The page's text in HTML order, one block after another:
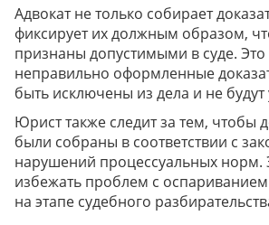
Адвокат не только собирает
фиксирует их должным образом,
признаны допустимыми в суде. Это
неправильно оформленные
быть исключены из дела и не
Юрист также следит за тем, чтобы
были собраны в соответствии с
нарушений процессуальных норм.
избежать проблем с оспариванием
на этапе судебного